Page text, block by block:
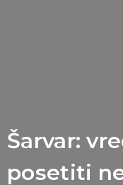
Šarvar:
posetiti